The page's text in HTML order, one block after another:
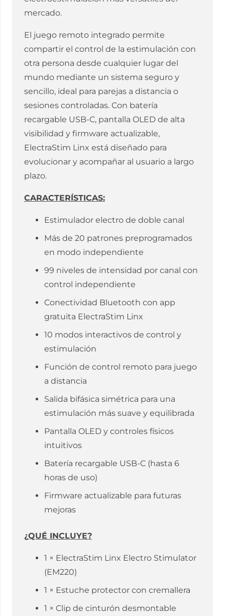
mercado.
El juego remoto integrado permite
compartir el control de la estimulación con
otra persona desde cualquier lugar del
mundo mediante un sistema seguro y
sencillo, ideal para parejas a distancia o
sesiones controladas. Con batería
recargable USB-C, pantalla OLED de alta
visibilidad y firmware actualizable,
ElectraStim Linx está diseñado para
evolucionar y acompañar al usuario a largo
plazo.
CARACTERÍSTICAS:
Estimulador electro de doble canal
Más de 20 patrones preprogramados
en modo independiente
99 niveles de intensidad por canal con
control independiente
Conectividad Bluetooth con app
gratuita ElectraStim Linx
10 modos interactivos de control y
estimulación
Función de control remoto para juego
a distancia
Salida bifásica simétrica para una
estimulación más suave y equilibrada
Pantalla OLED y controles físicos
intuitivos
Batería recargable USB-C (hasta 6
horas de uso)
Firmware actualizable para futuras
mejoras
¿QUÉ INCLUYE?
1 × ElectraStim Linx Electro Stimulator
(EM220)
1 × Estuche protector con cremallera
1 × Clip de cinturón desmontable